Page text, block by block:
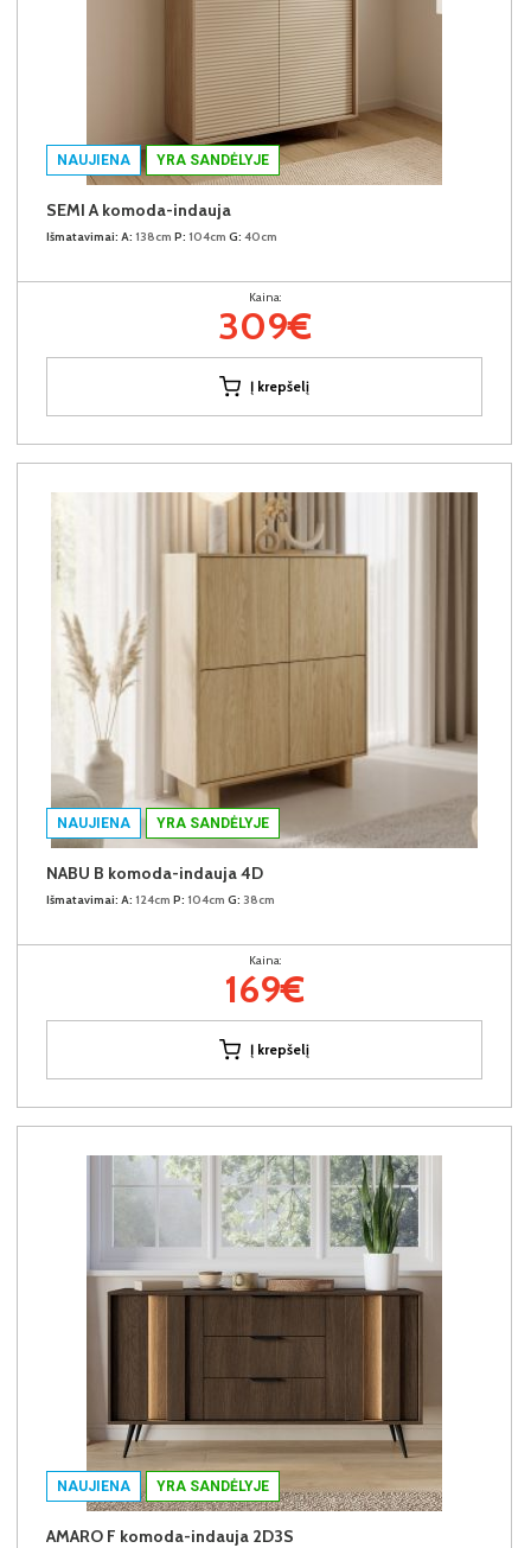
NAUJIENA YRA SANDĖLYJE
SEMI A komoda-indauja
Išmatavimai: A: 138cm P: 104cm G: 40cm
Kaina:
309€
Į krepšelį
NAUJIENA YRA SANDĖLYJE
NABU B komoda-indauja 4D
Išmatavimai: A: 124cm P: 104cm G: 38cm
Kaina:
169€
Į krepšelį
NAUJIENA YRA SANDĖLYJE
AMARO F komoda-indauja 2D3S